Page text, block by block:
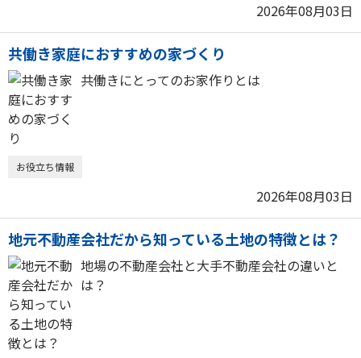
2026年08月03日
共働き家庭におすすめの家づくり
共働きにとってのお家作りとは
お役立ち情報
2026年08月03日
地元不動産会社だから知っている土地の特徴とは？
地場の不動産会社と大手不動産会社の違いと
は？